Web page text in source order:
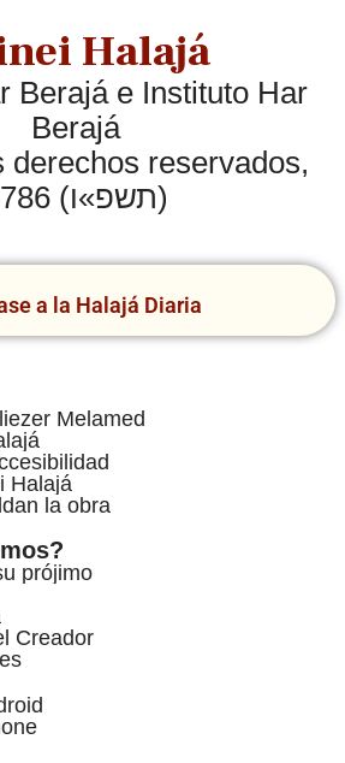
Halajá
Berajá e Instituto Har
Berajá
derechos reservados,
5786 (תשפ»ו)
a la Halajá Diaria
Melamed
Halajá
la obra
prójimo
Creador